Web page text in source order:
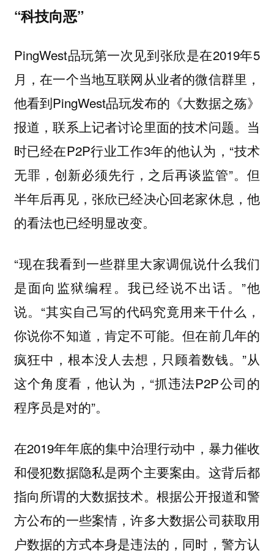
“科技向恶”
PingWest品玩第一次见到张欣是在2019年5
月，在一个当地互联网从业者的微信群里，
他看到PingWest品玩发布的《大数据之殇》
报道，联系上记者讨论里面的技术问题。当
时已经在P2P行业工作3年的他认为，“技术
无罪，创新必须先行，之后再谈监管”。但
半年后再见，张欣已经决心回老家休息，他
的看法也已经明显改变。
“现在我看到一些群里大家调侃说什么我们
是面向监狱编程。我已经说不出话。”他
说。“其实自己写的代码究竟用来干什么，
你说你不知道，肯定不可能。但在前几年的
疯狂中，根本没人去想，只顾着数钱。”从
这个角度看，他认为，“抓违法P2P公司的
程序员是对的”。
在2019年年底的集中治理行动中，暴力催收
和侵犯数据隐私是两个主要案由。这背后都
指向所谓的大数据技术。根据公开报道和警
方公布的一些案情，许多大数据公司获取用
户数据的方式本身是违法的，同时，警方认